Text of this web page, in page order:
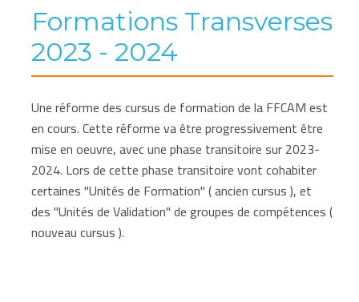
Formations Transverses
2023 - 2024
Une réforme des cursus de formation de la FFCAM est
en cours. Cette réforme va être progressivement être
mise en oeuvre, avec une phase transitoire sur 2023-
2024. Lors de cette phase transitoire vont cohabiter
certaines "Unités de Formation" ( ancien cursus ), et
des "Unités de Validation" de groupes de compétences (
nouveau cursus ).